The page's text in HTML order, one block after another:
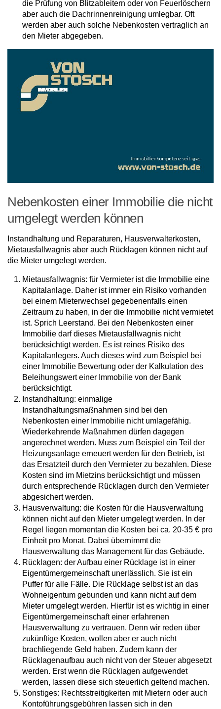
die Prüfung von Blitzableitern oder von Feuerlöschern
aber auch die Dachrinnenreinigung umlegbar. Oft
werden aber auch solche Nebenkosten vertraglich an
den Mieter abgegeben.
Nebenkosten einer Immobilie die nicht
umgelegt werden können
Instandhaltung und Reparaturen, Hausverwalterkosten,
Mietausfallwagnis aber auch Rücklagen können nicht auf
die Mieter umgelegt werden.
Mietausfallwagnis: für Vermieter ist die Immobilie eine
Kapitalanlage. Daher ist immer ein Risiko vorhanden
bei einem Mieterwechsel gegebenenfalls einen
Zeitraum zu haben, in der die Immobilie nicht vermietet
ist. Sprich Leerstand. Bei den Nebenkosten einer
Immobilie darf dieses Mietausfallwagnis nicht
berücksichtigt werden. Es ist reines Risiko des
Kapitalanlegers. Auch dieses wird zum Beispiel bei
einer Immobilie Bewertung oder der Kalkulation des
Beleihungswert einer Immobilie von der Bank
berücksichtigt.
Instandhaltung: einmalige
Instandhaltungsmaßnahmen sind bei den
Nebenkosten einer Immobilie nicht umlagefähig.
Wiederkehrende Maßnahmen dürfen dagegen
angerechnet werden. Muss zum Beispiel ein Teil der
Heizungsanlage erneuert werden für den Betrieb, ist
das Ersatzteil durch den Vermieter zu bezahlen. Diese
Kosten sind im Mietzins berücksichtigt und müssen
durch entsprechende Rücklagen durch den Vermieter
abgesichert werden.
Hausverwaltung: die Kosten für die Hausverwaltung
können nicht auf den Mieter umgelegt werden. In der
Regel liegen momentan die Kosten bei ca. 20-35 € pro
Einheit pro Monat. Dabei übernimmt die
Hausverwaltung das Management für das Gebäude.
Rücklagen: der Aufbau einer Rücklage ist in einer
Eigentümergemeinschaft unerlässlich. Sie ist ein
Puffer für alle Fälle. Die Rücklage selbst ist an das
Wohneigentum gebunden und kann nicht auf dem
Mieter umgelegt werden. Hierfür ist es wichtig in einer
Eigentümergemeinschaft einer erfahrenen
Hausverwaltung zu vertrauen. Denn wir reden über
zukünftige Kosten, wollen aber er auch nicht
brachliegende Geld haben. Zudem kann der
Rücklagenaufbau auch nicht von der Steuer abgesetzt
werden. Erst wenn die Rücklagen aufgewendet
werden, lassen diese sich steuerlich geltend machen.
Sonstiges: Rechtsstreitigkeiten mit Mietern oder auch
Kontoführungsgebühren lassen sich in den